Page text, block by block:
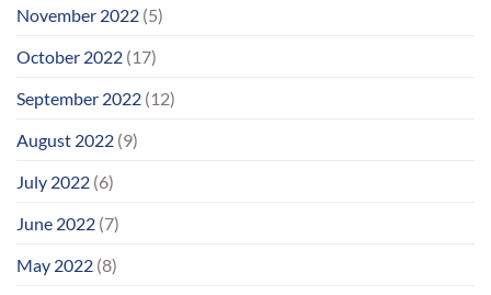
November 2022 (5)
October 2022 (17)
September 2022 (12)
August 2022 (9)
July 2022 (6)
June 2022 (7)
May 2022 (8)